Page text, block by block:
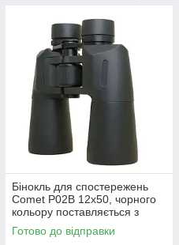
Бінокль для спостережень
Comet P02B 12x50, чорного
кольору поставляється з
футляром GoodPlace -worry-
free-shopping-
Готово до відправки